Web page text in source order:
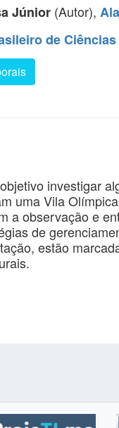
Júnior (Autor),
de
investigar
uma Vila
a observação e
de
estão